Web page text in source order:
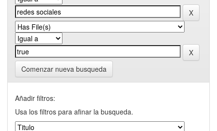
Comenzar nueva busqueda
Añadir filtros:
Usa los filtros para afinar la busqueda.